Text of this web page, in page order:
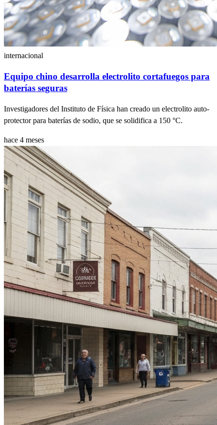
internacional
Equipo chino desarrolla electrolito cortafuegos para
baterías seguras
Investigadores del Instituto de Física han creado un electrolito auto-
protector para baterías de sodio, que se solidifica a 150 °C.
hace 4 meses